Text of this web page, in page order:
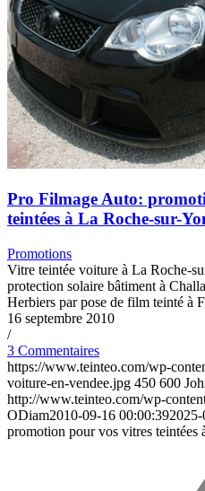
Pro Filmage Auto:
teintées à La Roche-sur-
Promotions
Vitre teintée voiture à La Roche-
protection solaire bâtiment à
Herbiers par pose de film teinté à
16 septembre 2010
/
3 Commentaires
https://www.teinteo.com/wp-
voiture-en-vendee.jpg 450 600
http://www.teinteo.com/wp-
ODiam2010-09-16 00:00:39
promotion pour vos vitres teintées